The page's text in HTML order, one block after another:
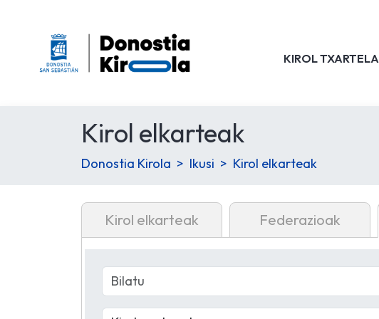
KIROL TXARTELA
Kirol elkarteak
Donostia Kirola Ikusi Kirol elkarteak
Kirol elkarteak Federazioak